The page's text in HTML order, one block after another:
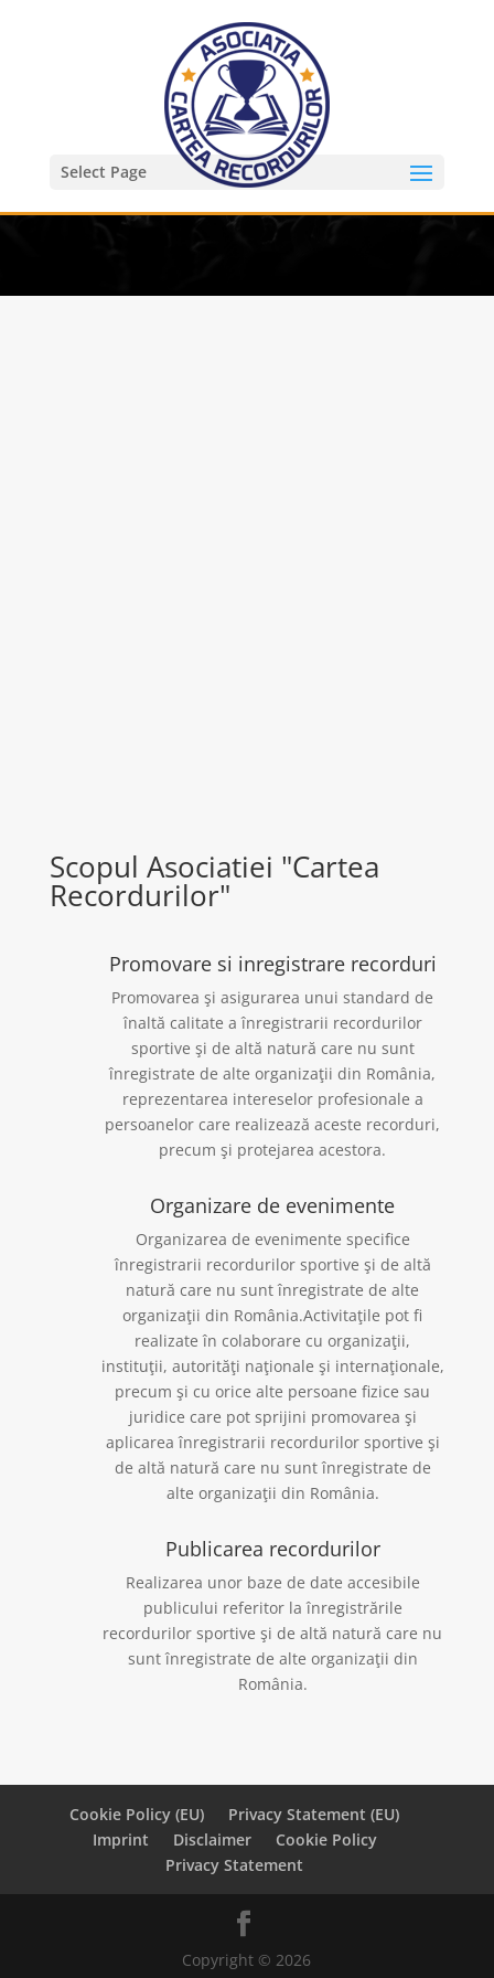
Select Page
Despre noi
Scopul Asociatiei "Cartea
Recordurilor"
Promovare si inregistrare recorduri
Promovarea şi asigurarea unui standard de
înaltă calitate a înregistrarii recordurilor
sportive şi de altă natură care nu sunt
înregistrate de alte organizaţii din România,
reprezentarea intereselor profesionale a
persoanelor care realizează aceste recorduri,
precum şi protejarea acestora.
Organizare de evenimente
Organizarea de evenimente specifice
înregistrarii recordurilor sportive şi de altă
natură care nu sunt înregistrate de alte
organizaţii din România.Activitaţile pot fi
realizate în colaborare cu organizaţii,
instituţii, autorităţi naţionale şi internaţionale,
precum şi cu orice alte persoane fizice sau
juridice care pot sprijini promovarea şi
aplicarea înregistrarii recordurilor sportive şi
de altă natură care nu sunt înregistrate de
alte organizaţii din România.
Publicarea recordurilor
Realizarea unor baze de date accesibile
publicului referitor la înregistrările
recordurilor sportive şi de altă natură care nu
sunt înregistrate de alte organizaţii din
România.
Cookie Policy (EU)
Privacy Statement (EU)
Imprint
Disclaimer
Cookie Policy
Privacy Statement
Copyright © 2026